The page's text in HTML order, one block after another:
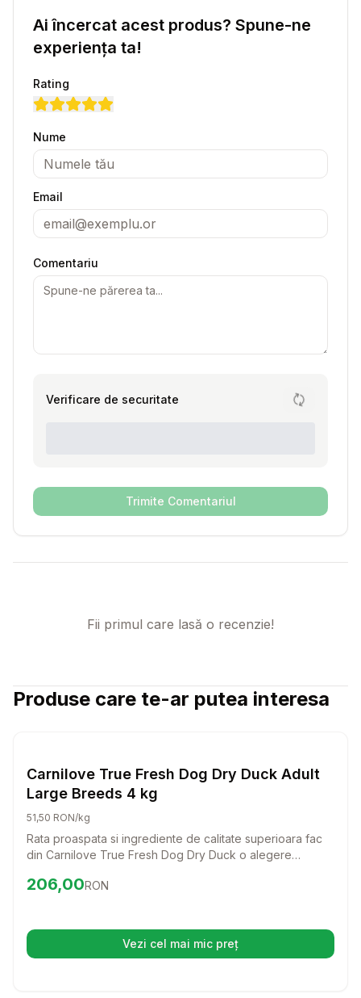
Ai încercat acest produs? Spune-ne
experiența ta!
Rating
Nume
Email
Comentariu
Verificare de securitate
Trimite Comentariul
Fii primul care lasă o recenzie!
Produse care te-ar putea interesa
Hrana Uscata Caini
Carnilove True Fresh Dog Dry Duck Adult
Large Breeds 4 kg
51,50 RON/kg
Rata proaspata si ingrediente de calitate superioara fac
din Carnilove True Fresh Dog Dry Duck o alegere
completa nu doar ca sustine sanatatea, dar si placerea
Preț: 206.00 RON
206,00RON
Vezi cel mai mic preț(se deschide într-o filă nouă)